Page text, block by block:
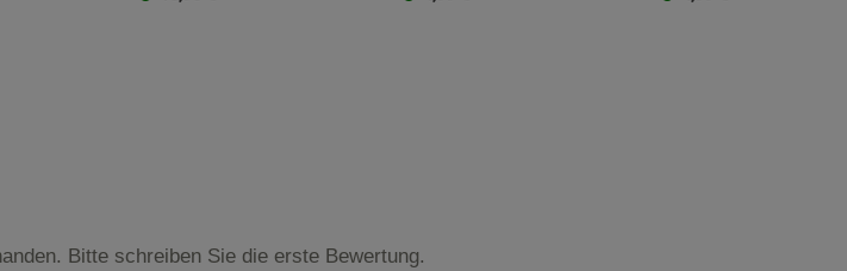
Bitte schreiben Sie die erste Bewertung.